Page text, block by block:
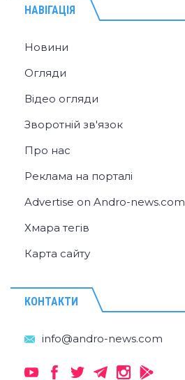
НАВІГАЦІЯ
Новини
Огляди
Відео огляди
Зворотній зв'язок
Про нас
Реклама на порталі
Advertise on Andro-news.com
Хмара тегів
Карта сайту
КОНТАКТИ